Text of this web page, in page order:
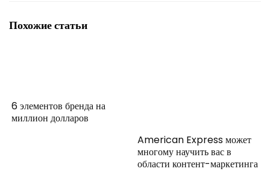
Похожие статьи
6 элементов бренда на
миллион долларов
American Express может
многому научить вас в
области контент-маркетинга